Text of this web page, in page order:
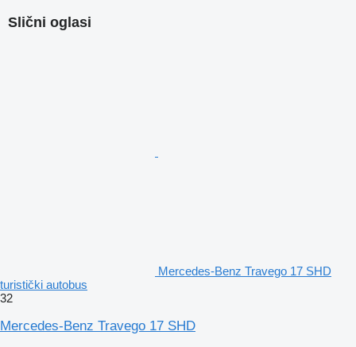
Slični oglasi
Mercedes-Benz Travego 17 SHD
turistički autobus
32
Mercedes-Benz Travego 17 SHD